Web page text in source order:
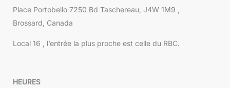
Place Portobello 7250 Bd Taschereau, J4W 1M9 ,
Brossard, Canada
Local 16 , l’entrée la plus proche est celle du RBC.
HEURES